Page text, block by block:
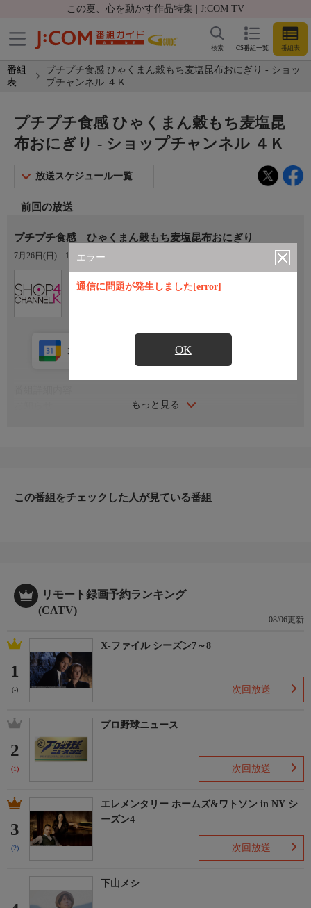
この夏、心を動かす作品特集 | J:COM TV
CS番組一覧 番組表
検索
番組
表
プチプチ食感 ひゃくまん穀もち麦塩昆布おにぎり - ショッ
プチャンネル ４Ｋ
エラー
通信に問題が発生しました[error]
OK
プチプチ食感 ひゃくまん穀もち麦塩昆
布おにぎり - ショップチャンネル ４Ｋ
放送スケジュール一覧
前回の放送
プチプチ食感 ひゃくまん穀もち麦塩昆布おにぎり
7月26日(日) 17:29〜18:00
ショップチャンネル ４Ｋ
もっと見る
カレンダー登録 アプリ視聴
＊ライブ放送につき、番組および商品内容に変更が生じる場合も
この番組をチェックした人が見ている番組
リモート録画予約ランキング
(CATV)
08/06更新
1
(-)
X-ファイル シーズン7～8
次回放送
2
(1)
プロ野球ニュース
次回放送
3
(2)
エレメンタリー ホームズ&ワトソン in NY シ
ーズン4
次回放送
下山メシ